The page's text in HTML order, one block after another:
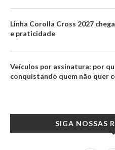
Linha Corolla Cross 2027
e praticidade
Veículos por assinatura: por
conquistando quem não quer
SIGA NOSSAS